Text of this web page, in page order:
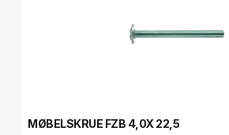
MØBELSKRUE FZB 4,0X 22,5